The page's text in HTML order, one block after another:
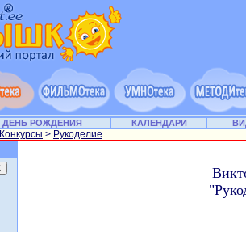
ДЕНЬ РОЖДЕНИЯ КАЛЕНДАРИ
Конкурсы > Рукоделие